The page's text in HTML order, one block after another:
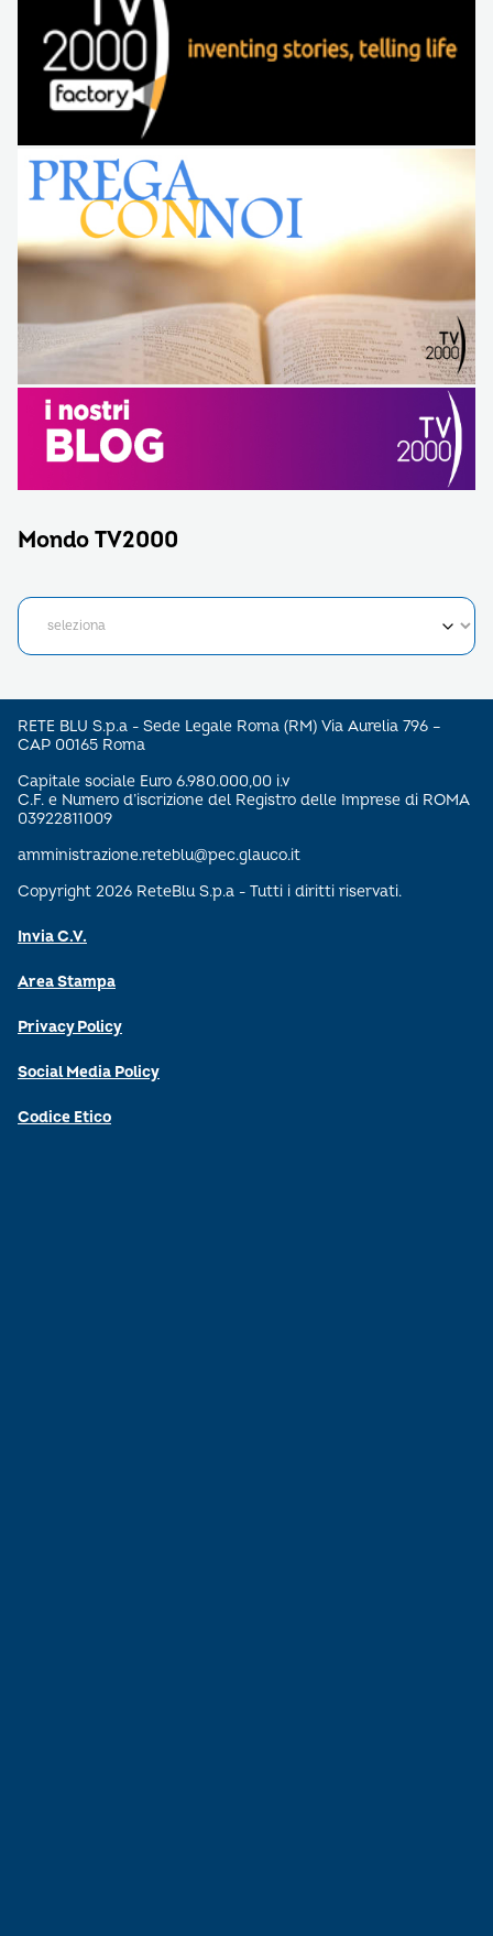
Mondo TV2000
RETE BLU S.p.a - Sede Legale Roma (RM) Via Aurelia 796 –
CAP 00165 Roma
Capitale sociale Euro 6.980.000,00 i.v
C.F. e Numero d’iscrizione del Registro delle Imprese di ROMA
03922811009
amministrazione.reteblu@pec.glauco.it
Copyright 2026 ReteBlu S.p.a - Tutti i diritti riservati.
Invia C.V.
Area Stampa
Privacy Policy
Social Media Policy
Codice Etico